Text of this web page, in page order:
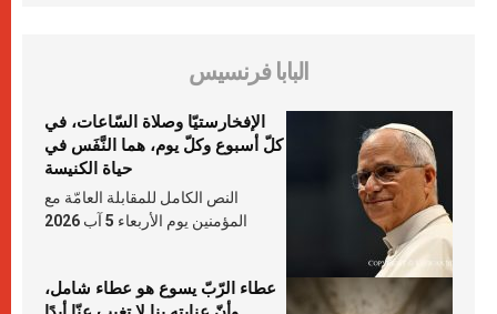
البابا فرنسيس
الإفخارستيّا وصلاة السّاعات، في
كلّ أسبوع وكلّ يوم، هما النَّفَس في
حياة الكنيسة
النص الكامل للمقابلة العامّة مع
المؤمنين يوم الأربعاء 5 آب 2026
عطاء الرّبّ يسوع هو عطاء شامل،